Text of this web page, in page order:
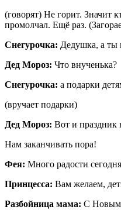
(говорят) Не горит. Значит
промолчал. Ещё раз.
Снегурочка: Дедушка, а ты
Дед Мороз: Что внученька?
Снегурочка: а подарки
(вручает подарки)
Дед Мороз: Вот и праздник
Нам заканчивать пора!
Фея: Много радости сегодня
Принцесса: Вам желаем,
Разбойница мама: С Новым